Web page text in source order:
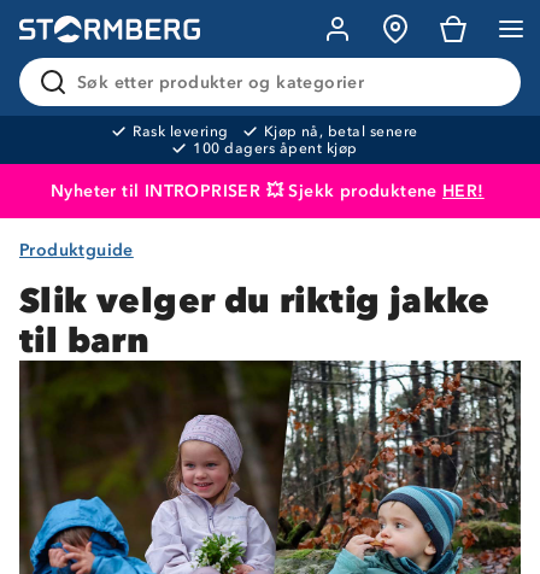
Søk etter produkter og kategorier
Rask levering
Kjøp nå, betal senere
100 dagers åpent kjøp
Nyheter til INTROPRISER 💥 Sjekk produktene HER!
Produktguide
Slik velger du riktig jakke
til barn